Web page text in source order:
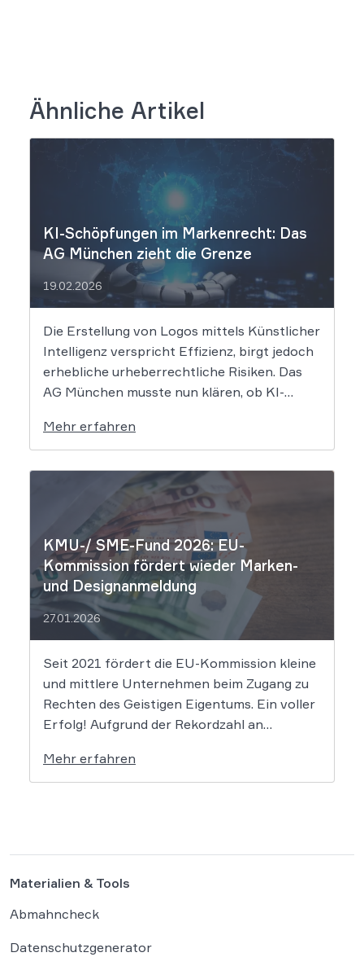
Ähnliche Artikel
KI-Schöpfungen im Markenrecht: Das
AG München zieht die Grenze
19.02.2026
Die Erstellung von Logos mittels Künstlicher
Intelligenz verspricht Effizienz, birgt jedoch
erhebliche urheberrechtliche Risiken. Das
AG München musste nun klären, ob KI-
Schöpfungsgrad erreichen, um rechtlichen
Schutz gegen Nachahmung zu genießen. Die
Entscheidung verdeutlicht, dass der bloße
Einsatz von Algorithmen ohne menschliche
Prägung den Schutzraum des […]
Mehr erfahren
KMU-/ SME-Fund 2026: EU-
Kommission fördert wieder Marken-
und Designanmeldung
27.01.2026
Seit 2021 fördert die EU-Kommission kleine
und mittlere Unternehmen beim Zugang zu
Rechten des Geistigen Eigentums. Ein voller
Erfolg! Aufgrund der Rekordzahl an
Powered for Business“ wurden die
zugewiesenen Mittel in den letzten Jahren
Mehr erfahren
Materialien & Tools
Abmahncheck
Datenschutzgenerator